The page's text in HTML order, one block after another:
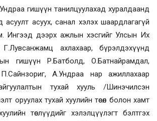
гишүүн танилцуулахад хуралдаанд
асуух, санал хэлэх шаардлагагүй
Ингээд дээрх ажлын хэсгийг Улсын Их
ахлахаар, бүрэлдэхүүнд
гишүүн Р.Батболд, О.Батнайрамдал,
А.Ундраа нар ажиллахаар
тухай хууль /Шинэчилсэн
оруулах тухай хуулийн төсөл болон хамт
төслүүдийг хэлэлцүүлэгт бэлтгэх